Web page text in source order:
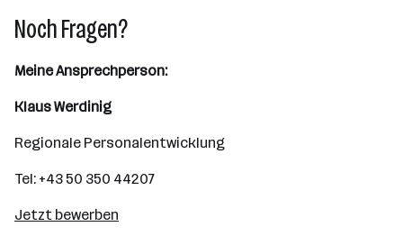
Noch Fragen?
Meine Ansprechperson:
Klaus Werdinig
Regionale Personalentwicklung
Tel: +43 50 350 44207
Jetzt bewerben